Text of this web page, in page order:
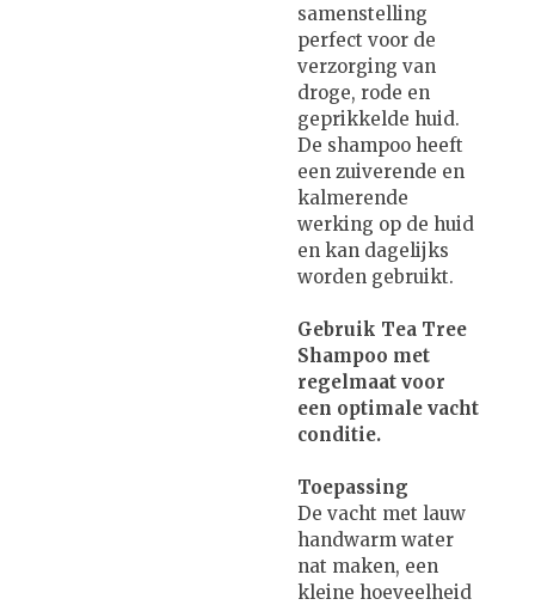
samenstelling
perfect voor de
verzorging van
droge, rode en
geprikkelde huid.
De shampoo heeft
een zuiverende en
kalmerende
werking op de huid
en kan dagelijks
worden gebruikt.
Gebruik Tea Tree
Shampoo met
regelmaat voor
een optimale vacht
conditie.
Toepassing
De vacht met lauw
handwarm water
nat maken, een
kleine hoeveelheid